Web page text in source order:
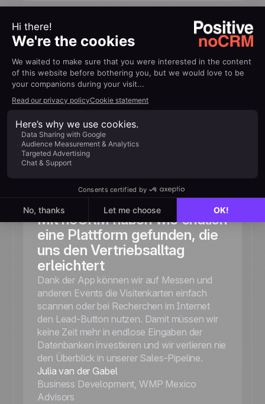
Schließen Sie sich
tausenden KMU an,
noCRM mehr Deals
abschließen
Ob als Einzelunternehmer, wachsendes Unternehmen
oder etabliertes Team - Unternehmen in über 80 Ländern
nutzen noCRM, um schneller zu verkaufen, mehr Deals
abzuschließen und ihr Wachstum zu beschleunigen.
Mit noCRM haben wie endlich
eine Plattform gefunden, die
uns den Vertriebsalltag
erleichtert
Dank der App können wir auf Messen und
anderen Events die Visitenkarten einfach
scannen oder bei Recherchen im Internet
den Lead-Button nutzen. Damit müssen wir
keine Zeit mehr in endlose Eingaben der
Datenbanken investieren und wir verlieren nie
den Überblick in unserer Sales-Pipeline.
Julia van der Gabel
Business Development, WMP Mexico
Advisors